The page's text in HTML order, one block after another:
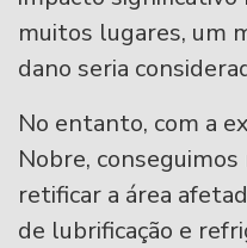
muitos lugares, um
dano seria
No entanto, com a
Nobre,
retificar a área
de lubrificação e